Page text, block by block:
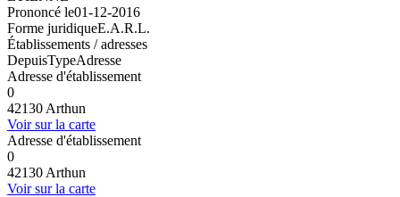
Prononcé le01-12-2016
Forme juridiqueE.A.R.L.
Établissements / adresses
DepuisTypeAdresse
Adresse d'établissement
0
42130 Arthun
Voir sur la carte
Adresse d'établissement
0
42130 Arthun
Voir sur la carte